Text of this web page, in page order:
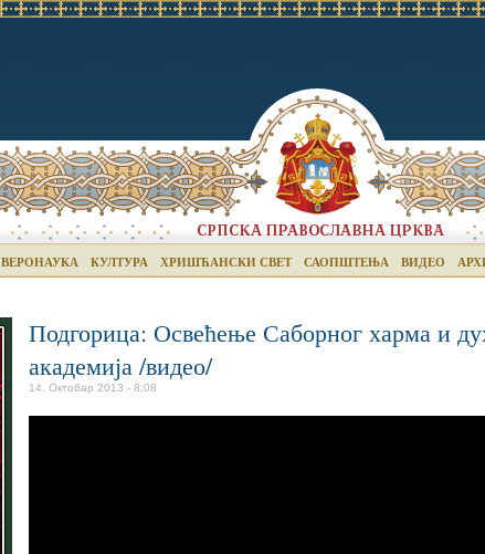
ВЕРОНАУКА КУЛТУРА ХРИШЋАНСКИ СВЕТ САОПШТЕЊА ВИДЕО
Подгорица: Освећење Саборног харма и
академија /видео/
14. Октобар 2013 - 8:08